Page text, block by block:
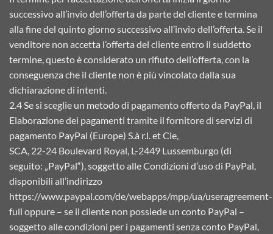
successivo all’invio dell’offerta da parte del cliente e termina
alla fine del quinto giorno successivo all’invio dell’offerta. Se il
venditore non accetta l’offerta del cliente entro il suddetto
termine, questo è considerato un rifiuto dell’offerta, con la
conseguenza che il cliente non è più vincolato dalla sua
dichiarazione di intenti.
2.4 Se si sceglie un metodo di pagamento offerto da PayPal, il
Elaborazione dei pagamenti tramite il fornitore di servizi di
pagamento PayPal (Europe) S.à r.l. et Cie,
SCA, 22-24 Boulevard Royal, L-2449 Lussemburgo (di
seguito: „PayPal“), soggetto alle Condizioni d’uso di PayPal,
disponibili all’indirizzo
https://www.paypal.com/de/webapps/mpp/ua/useragreement-
full oppure – se il cliente non possiede un conto PayPal –
soggetto alle condizioni per i pagamenti senza conto PayPal,